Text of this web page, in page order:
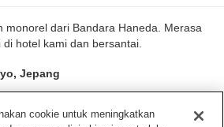
monorel dari Bandara Haneda. Merasa
hotel kami dan bersantai.
Jepang
158
cookie untuk meningkatkan